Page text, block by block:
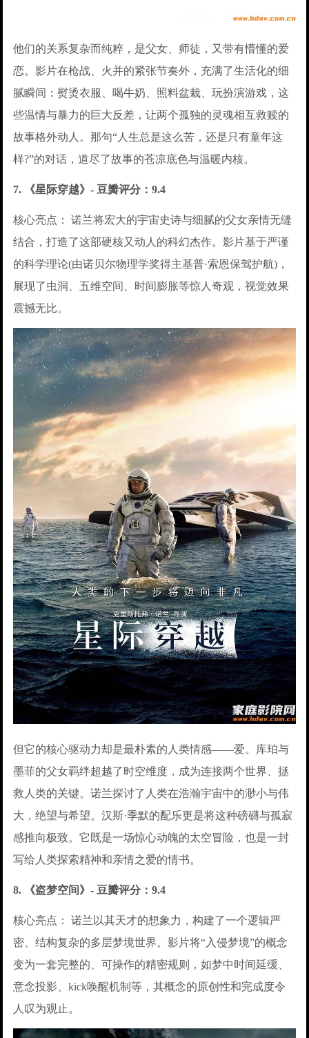
他们的关系复杂而纯粹，是父女、师徒，又带有懵懂的爱
恋。影片在枪战、火并的紧张节奏外，充满了生活化的细
腻瞬间：熨烫衣服、喝牛奶、照料盆栽、玩扮演游戏，这
些温情与暴力的巨大反差，让两个孤独的灵魂相互救赎的
故事格外动人。那句“人生总是这么苦，还是只有童年这
样?”的对话，道尽了故事的苍凉底色与温暖内核。
7. 《星际穿越》- 豆瓣评分：9.4
核心亮点： 诺兰将宏大的宇宙史诗与细腻的父女亲情无缝
结合，打造了这部硬核又动人的科幻杰作。影片基于严谨
的科学理论(由诺贝尔物理学奖得主基普·索恩保驾护航)，
展现了虫洞、五维空间、时间膨胀等惊人奇观，视觉效果
震撼无比。
但它的核心驱动力却是最朴素的人类情感——爱。库珀与
墨菲的父女羁绊超越了时空维度，成为连接两个世界、拯
救人类的关键。诺兰探讨了人类在浩瀚宇宙中的渺小与伟
大，绝望与希望。汉斯·季默的配乐更是将这种磅礴与孤寂
感推向极致。它既是一场惊心动魄的太空冒险，也是一封
写给人类探索精神和亲情之爱的情书。
8. 《盗梦空间》- 豆瓣评分：9.4
核心亮点： 诺兰以其天才的想象力，构建了一个逻辑严
密、结构复杂的多层梦境世界。影片将“入侵梦境”的概念
变为一套完整的、可操作的精密规则，如梦中时间延缓、
意念投影、kick唤醒机制等，其概念的原创性和完成度令
人叹为观止。